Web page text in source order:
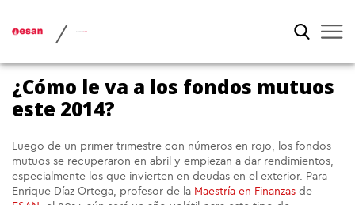
/
¿Cómo le va a los fondos mutuos
este 2014?
Luego de un primer trimestre con números en rojo, los fondos
mutuos se recuperaron en abril y empiezan a dar rendimientos,
especialmente los que invierten en deudas en el exterior. Para
Enrique Díaz Ortega, profesor de la Maestría en Finanzas de